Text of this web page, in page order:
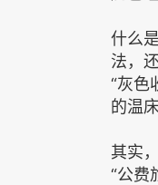
什么
法，
“灰色
的温
其实
“公费